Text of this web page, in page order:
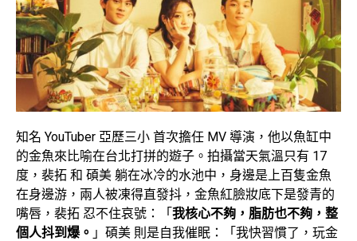
知名 YouTuber 亞歷三小 首次擔任 MV 導演，他以魚缸中
的金魚來比喻在台北打拼的遊子。拍攝當天氣溫只有 17
度，裴拓 和 碩美 躺在冰冷的水池中，身邊是上百隻金魚
在身邊游，兩人被凍得直發抖，金魚紅臉妝底下是發青的
嘴唇，裴拓 忍不住哀號：「我核心不夠，脂肪也不夠，整
個人抖到爆。 」碩美 則是自我催眠：「我快習慣了，玩金